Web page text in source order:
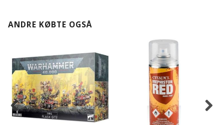
ANDRE KØBTE OGSÅ